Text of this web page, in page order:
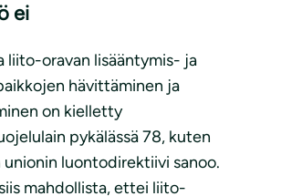
ei
liito-oravan lisääntymis- ja
hävittäminen ja
on kielletty
pykälässä 78, kuten
unionin luontodirektiivi sanoo.
mahdollista, ettei liito-